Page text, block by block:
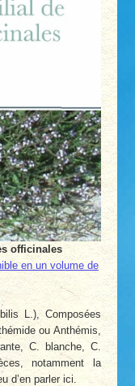
officinales
en un volume de
L.), Composées
ou Anthémis,
C. blanche, C.
notamment la
d’en parler ici.